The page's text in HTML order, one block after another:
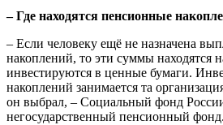
– Где находятся пенсионные
– Если человеку ещё не назначена
накоплений, то эти суммы находятся
инвестируются в ценные бумаги.
накоплений занимается та
он выбрал, – Социальный фонд
негосударственный пенсионный фонд.